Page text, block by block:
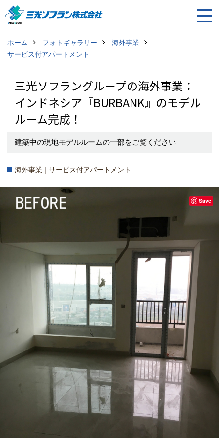
ホーム フォトギャラリー
海外事業
サービス付アパートメント
三光ソフラングループの海外事業：
インドネシア『BURBANK』のモデル
ルーム完成！
建築中の現地モデルルームの一部をご覧ください
海外事業｜サービス付アパートメント
Save